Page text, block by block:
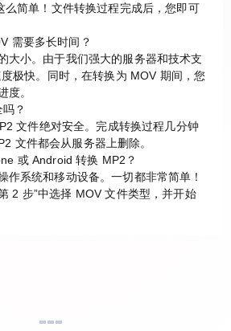
么简单！文件转换过程完成后，您即可
需要多长时间？
大小。由于我们强大的服务器和技术支
极快。同时，在转换为 MOV 期间，您
度。
？
文件绝对安全。完成转换过程几分钟
文件都会从服务器上删除。
或 Android 转换 MP2？
作系统和移动设备。一切都非常简单！
2 步”中选择 MOV 文件类型，并开始